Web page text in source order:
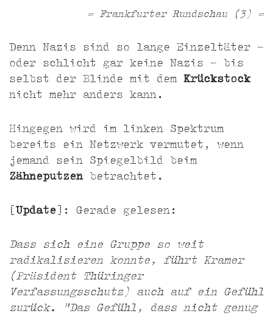
= Frankfurter Rundschau (3) =
Denn Nazis sind so lange Einzeltäter -
oder schlicht gar keine Nazis - bis
selbst der Blinde mit dem Krückstock
nicht mehr anders kann.
Hingegen wird im linken Spektrum
bereits ein Netzwerk vermutet, wenn
jemand sein Spiegelbild beim
Zähneputzenbetrachtet.
[ Update ]: Gerade gelesen:
Dass sich eine Gruppe so weit
radikalisieren konnte, führt Kramer
(Präsident Thüringer
Verfassungsschutz) auch auf ein Gefühl
zurück. "Das Gefühl, dass nicht genug